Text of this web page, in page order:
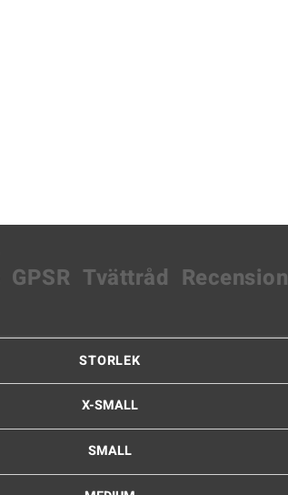
GPSR Tvättråd
STORLEK
X-SMALL
SMALL